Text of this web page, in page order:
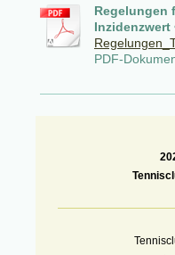
Regelungen
Inzidenzwert
PDF-